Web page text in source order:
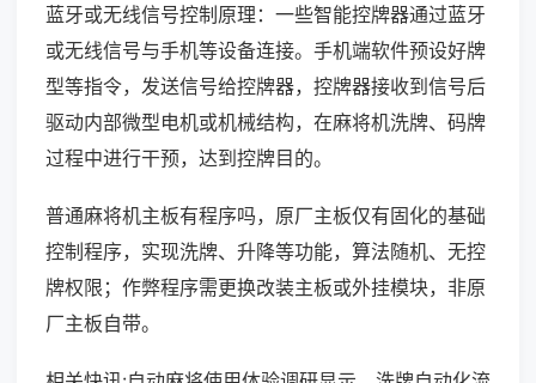
蓝牙或无线信号控制原理：一些智能控牌器通过蓝牙
或无线信号与手机等设备连接。手机端软件预设好牌
型等指令，发送信号给控牌器，控牌器接收到信号后
驱动内部微型电机或机械结构，在麻将机洗牌、码牌
过程中进行干预，达到控牌目的。
普通麻将机主板有程序吗，原厂主板仅有固化的基础
控制程序，实现洗牌、升降等功能，算法随机、无控
牌权限；作弊程序需更换改装主板或外挂模块，非原
厂主板自带。